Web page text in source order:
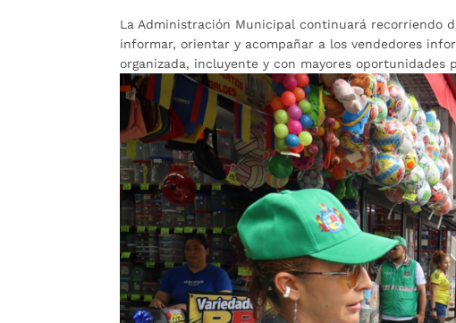
La Administración Municipal continuará recorriendo
informar, orientar y acompañar a los vendedores
organizada, incluyente y con mayores oportunidades